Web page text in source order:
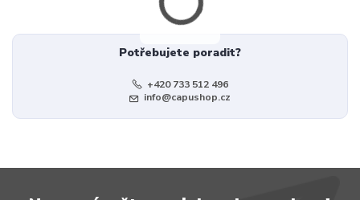
Potřebujete poradit?
+420 733 512 496
info@capushop.cz